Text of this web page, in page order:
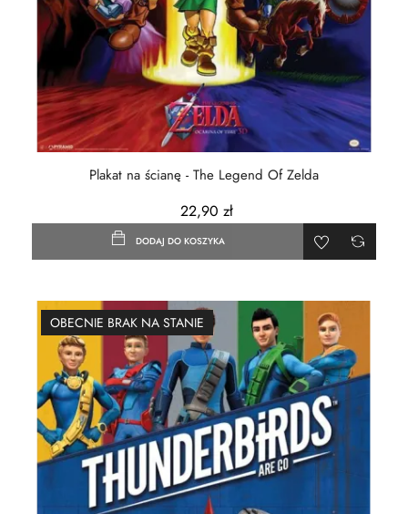
Plakat na ścianę - The Legend Of Zelda
22,90 zł
DODAJ DO KOSZYKA
OBECNIE BRAK NA STANIE